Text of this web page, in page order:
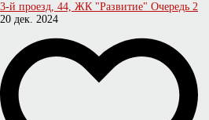
3-й проезд, 44, ЖК "Развитие" Очередь 2
20 дек. 2024